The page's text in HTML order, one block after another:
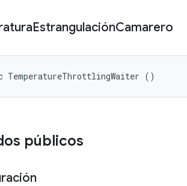
EstrangulaciónCamarero
TemperatureThrottlingWaiter ()
públicos